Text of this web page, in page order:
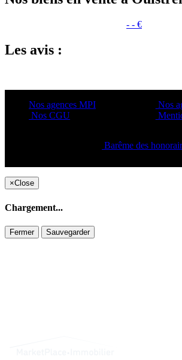
- - €
Les avis :
Nos agences MPI
Nos CGU
Nos
Barême des
×Close
Chargement...
Fermer Sauvegarder